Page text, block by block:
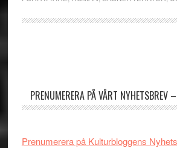
PRENUMERERA PÅ VÅRT NYHETSBREV
Prenumerera på Kulturbloggens